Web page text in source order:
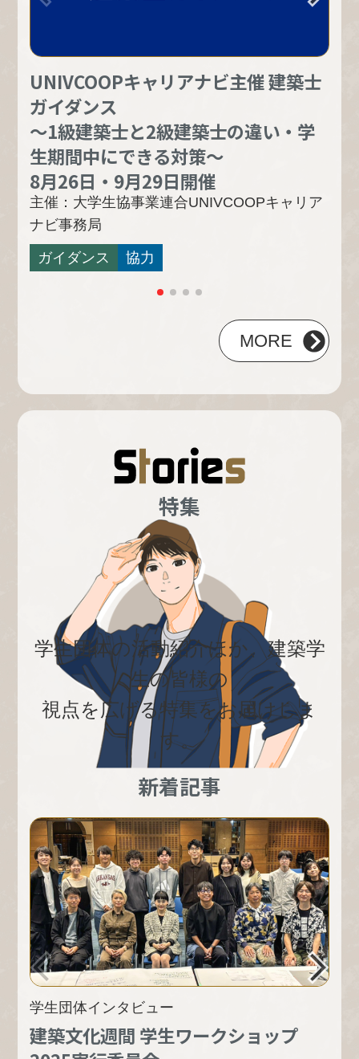
UNIVCOOPキャリアナビ主催 建築士
ガイダンス
～1級建築士と2級建築士の違い・学
生期間中にできる対策～
8月26日・9月29日開催
主催：大学生協事業連合UNIVCOOPキャリア
ナビ事務局
ガイダンス 協力
MORE
特集
学生団体の活動紹介ほか、建築学
生の皆様の
視点を広げる特集をお届けしま
す。
新着記事
学生団体インタビュー
建築文化週間 学生ワークショップ